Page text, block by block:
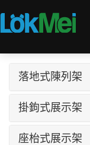
落地式陳列架
掛鉤式展示架
座枱式展示架